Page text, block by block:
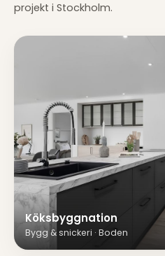
projekt i Stockholm.
Köksbyggnation
Bygg & snickeri · Boden